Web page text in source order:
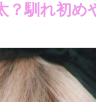
？馴れ初め